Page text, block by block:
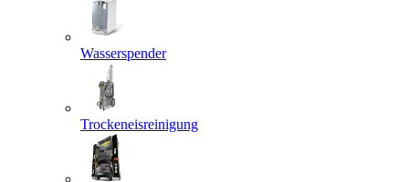
Wasserspender
Trockeneisreinigung